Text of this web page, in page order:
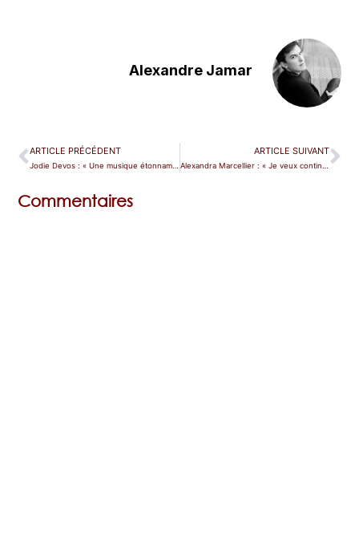
Alexandre Jamar
ARTICLE PRÉCÉDENT ARTICLE SUIVANT
Commentaires